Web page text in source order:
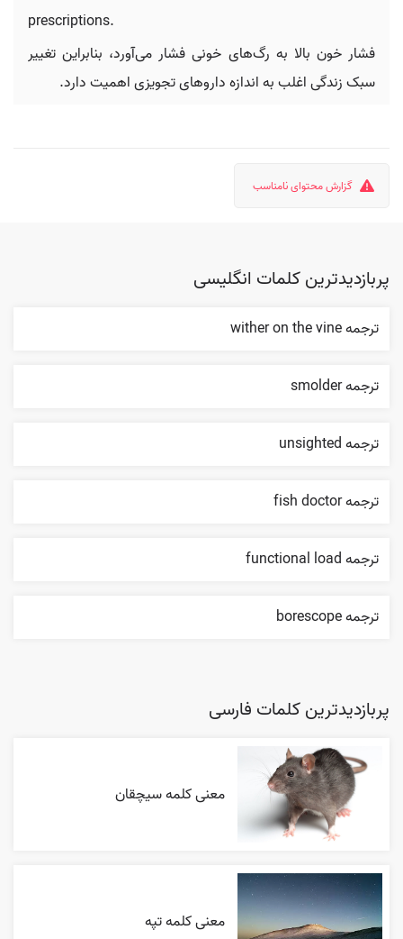
prescriptions.
فشار خون بالا به رگ‌های خونی فشار می‌آورد، بنابراین تغییر
سبک زندگی اغلب به اندازه داروهای تجویزی اهمیت دارد.
گزارش محتوای نامناسب
پربازدیدترین کلمات انگلیسی
ترجمه wither on the vine
ترجمه smolder
ترجمه unsighted
ترجمه fish doctor
ترجمه functional load
ترجمه borescope
پربازدیدترین کلمات فارسی
معنی کلمه سیچقان
معنی کلمه تپه